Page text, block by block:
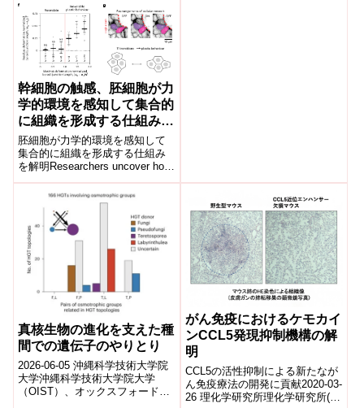
幹細胞の触感、胚細胞が力
学的環境を感知して集合的
に組織を形成する仕組みを
解明(A Stem Cell’s Sense
of Touch.Researchers
uncover how embryonic
cells sense their
mechanical environment
to collectively form
tissues)
胚細胞が力学的環境を感知して
集合的に組織を形成する仕組み
を解明Researchers uncover how
embryonic cells sense the...
真核生物の進化を支えた種
間での遺伝子のやりとり
2026-06-05 沖縄科学技術大学院
大学沖縄科学技術大学院大学
（OIST）、オックスフォード大
がん免疫におけるケモカイ
ンCCL5発現抑制機構の解
明
CCL5の活性抑制による新たなが
ん免疫療法の開発に貢献2020-03-
26 理化学研究所理化学研究所(理